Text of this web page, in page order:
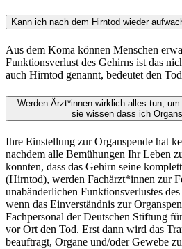
Kann ich nach dem Hirntod wieder
Aus dem Koma können Menschen
Funktionsverlust des Gehirns ist das
auch Hirntod genannt, bedeutet den
Werden Ärzt*innen wirklich alles tun,
sie wissen dass ich
Ihre Einstellung zur Organspende hat
nachdem alle Bemühungen Ihr Leben
konnten, dass das Gehirn seine
(Hirntod), werden Fachärzt*innen zur
unabänderlichen Funktionsverlustes
wenn das Einverständnis zur
Fachpersonal der Deutschen Stiftung
vor Ort den Tod. Erst dann wird das
beauftragt, Organe und/oder Gewebe